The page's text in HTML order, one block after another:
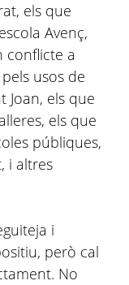
els que
Avenç,
conflicte a
usos de
Joan, els que
els que
públiques,
i altres
i
però cal
No